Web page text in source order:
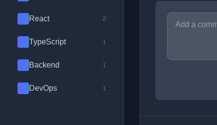
React 2
TypeScript 1
Backend 1
DevOps 1